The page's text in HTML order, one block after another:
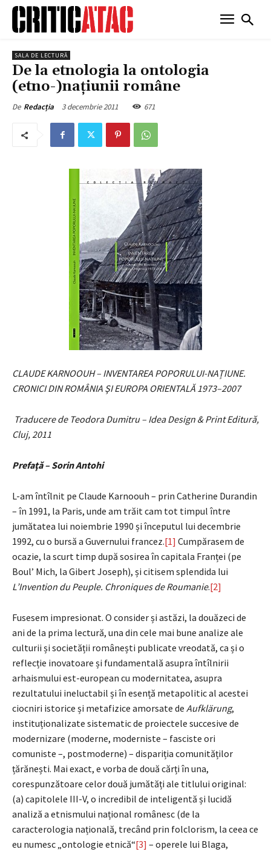
SALA DE LECTURĂ
De la etnologia la ontologia
(etno-)națiunii române
De Redacția 3 decembrie 2011 671
CLAUDE KARNOOUH – INVENTAREA POPORULUI-NAȚIUNE.
CRONICI DIN ROMÂNIA ŞI EUROPA ORIENTALĂ 1973–2007
Traducere de Teodora Dumitru – Idea Design & Print Editură,
Cluj, 2011
Prefaţă – Sorin Antohi
L-am întîlnit pe Claude Karnoouh – prin Catherine Durandin
– în 1991, la Paris, unde am trăit cam tot timpul între
jumătatea lui noiembrie 1990 și începutul lui decembrie
1992, cu o bursă a Guvernului francez.[1] Cumpărasem de
ocazie, la scurt timp după sosirea în capitala Franței (pe
Boul’ Mich, la Gibert Joseph), și citisem splendida lui
L’Invention du Peuple. Chroniques de Roumanie.[2]
Fusesem impresionat. O consider și astăzi, la douăzeci de
ani de la prima lectură, una din cele mai bune analize ale
culturii și societății românești publicate vreodată, ca și o
reflecție inovatoare și fundamentală asupra întîlnirii
arhaismului est-european cu modernitatea, asupra
rezultatului ineluctabil și în esență metapolitic al acestei
ciocniri istorice și metafizice amorsate de Aufklärung,
instituționalizate sistematic de proiectele succesive de
modernizare (moderne, moderniste – fasciste ori
comuniste –, postmoderne) – dispariția comunităților
țărănești. Mai exact, e vorba de două cărți în una,
corespunzătoare celor două jumătăți ale titlului original:
(a) capitolele III-V, o incredibil de inteligentă și lucidă
analiză a etnismului național românesc (de la
caracterologia națională, trecând prin folclorism, la ceea ce
eu numesc „ontologie etnică“[3] – operele lui Blaga,